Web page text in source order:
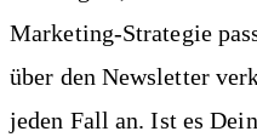
Marketing-Strategie
über den Newsletter
jeden Fall an. Ist es